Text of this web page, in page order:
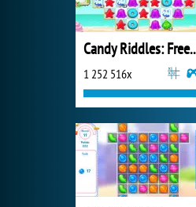
Candy
1 252 516x